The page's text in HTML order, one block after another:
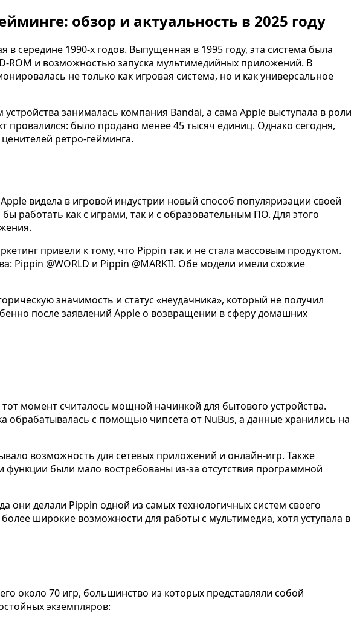
обзор и актуальность в 2025 году
середине 1990-х годов. Выпущенная в 1995 году, эта система была
ROM и возможностью запуска мультимедийных приложений. В
не только как игровая система, но и как универсальное
занималась компания Bandai, а сама Apple выступала в роли
было продано менее 45 тысяч единиц. Однако сегодня,
ретро-гейминга.
видела в игровой индустрии новый способ популяризации своей
работать как с играми, так и с образовательным ПО. Для этого
привели к тому, что Pippin так и не стала массовым продуктом.
Pippin @WORLD и Pippin @MARKII. Обе модели имели схожие
значимость и статус «неудачника», который не получил
после заявлений Apple о возвращении в сферу домашних
момент считалось мощной начинкой для бытового устройства.
обрабатывалась с помощью чипсета от NuBus, а данные хранились на
возможность для сетевых приложений и онлайн-игр. Также
были мало востребованы из-за отсутствия программной
они делали Pippin одной из самых технологичных систем своего
широкие возможности для работы с мультимедиа, хотя уступала в
около 70 игр, большинство из которых представляли собой
экземпляров: